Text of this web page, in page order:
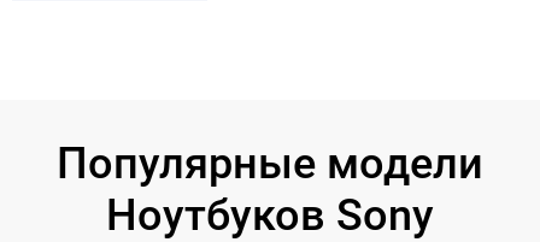
Популярные модели
Ноутбуков Sony